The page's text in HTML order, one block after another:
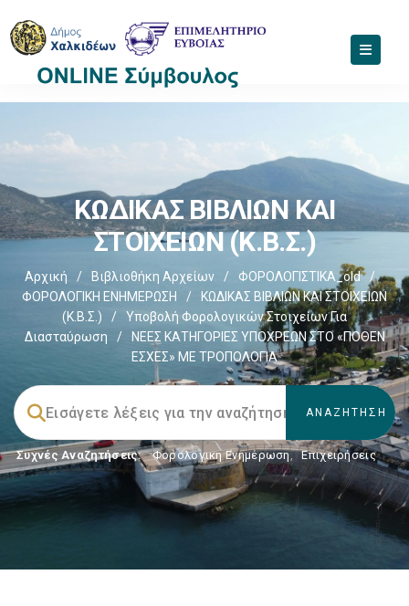
ΚΩΔΙΚΑΣ ΒΙΒΛΙΩΝ ΚΑΙ
ΣΤΟΙΧΕΙΩΝ (Κ.Β.Σ.)
Αρχική / Βιβλιοθήκη Αρχείων / ΦΟΡΟΛΟΓΙΣΤΙΚΑ_old
/
ΦΟΡΟΛΟΓΙΚΗ ΕΝΗΜΕΡΩΣΗ
/
ΚΩΔΙΚΑΣ ΒΙΒΛΙΩΝ ΚΑΙ ΣΤΟΙΧΕΙΩΝ
(Κ.Β.Σ.)
/
Υποβολή Φορολογικών Στοιχείων Για
Διασταύρωση
/
ΝΕΕΣ ΚΑΤΗΓΟΡΙΕΣ ΥΠΟΧΡΕΩΝ ΣΤΟ «ΠΟΘΕΝ
ΕΣΧΕΣ» ΜΕ ΤΡΟΠΟΛΟΓΙΑ
Συχνές Αναζητήσεις: Φορολογικη Ενημέρωση, Επιχειρήσεις